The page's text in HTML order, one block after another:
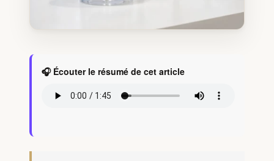
🎧 Écouter le résumé de cet article